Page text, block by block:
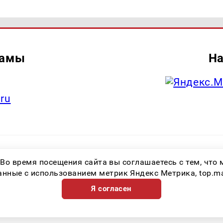
информационной продукции: 16+ Зарегистрировавший орган:
коммуникаций (Роскомнадзор) Регистрационный номер СМИ ЭЛ № ФС
время посещения сайта вы соглашаетесь с тем,
с использованием метрик Яндекс Метрика,
Я согласен